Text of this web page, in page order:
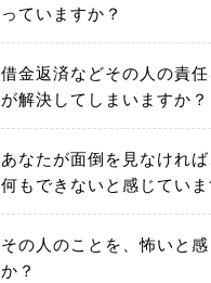
っていますか？
借金返済などその人の責
が解決してしまいますか？
あなたが面倒を見なけれ
何もできないと感じていま
その人のことを、怖いと
か？